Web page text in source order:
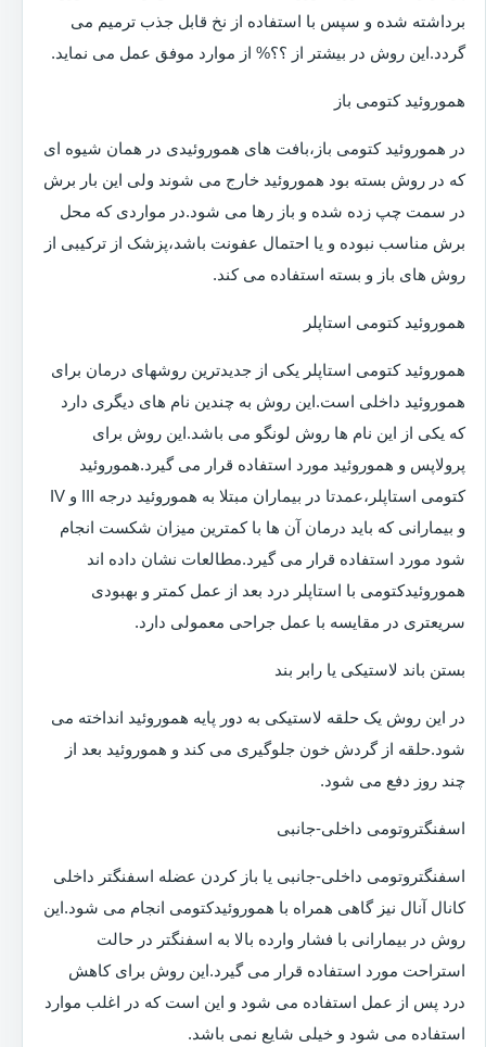
برداشته شده و سپس با استفاده از نخ قابل جذب ترمیم می
گردد.این روش در بیشتر از ؟؟% از موارد موفق عمل می نماید.
هموروئید کتومی باز
در هموروئید کتومی باز،بافت های هموروئیدی در همان شیوه ای
که در روش بسته بود هموروئید خارج می شوند ولی این بار برش
در سمت چپ زده شده و باز رها می شود.در مواردی که محل
برش مناسب نبوده و یا احتمال عفونت باشد،پزشک از ترکیبی از
روش های باز و بسته استفاده می کند.
هموروئید کتومی استاپلر
هموروئید کتومی استاپلر یکی از جدیدترین روشهای درمان برای
هموروئید داخلی است.این روش به چندین نام های دیگری دارد
که یکی از این نام ها روش لونگو می باشد.این روش برای
پرولاپس و هموروئید مورد استفاده قرار می گیرد.هموروئید
کتومی استاپلر،عمدتا در بیماران مبتلا به هموروئید درجه III و IV
و بیمارانی که باید درمان آن ها با کمترین میزان شکست انجام
شود مورد استفاده قرار می گیرد.مطالعات نشان داده اند
هموروئیدکتومی با استاپلر درد بعد از عمل کمتر و بهبودی
سریعتری در مقایسه با عمل جراحی معمولی دارد.
بستن باند لاستیکی یا رابر بند
در این روش یک حلقه لاستیکی به دور پایه هموروئید انداخته می
شود.حلقه از گردش خون جلوگیری می کند و هموروئید بعد از
چند روز دفع می شود.
اسفنگتروتومی داخلی-جانبی
اسفنگتروتومی داخلی-جانبی یا باز کردن عضله اسفنگتر داخلی
کانال آنال نیز گاهی همراه با هموروئیدکتومی انجام می شود.این
روش در بیمارانی با فشار وارده بالا به اسفنگتر در حالت
استراحت مورد استفاده قرار می گیرد.این روش برای کاهش
درد پس از عمل استفاده می شود و این است که در اغلب موارد
استفاده می شود و خیلی شایع نمی باشد.